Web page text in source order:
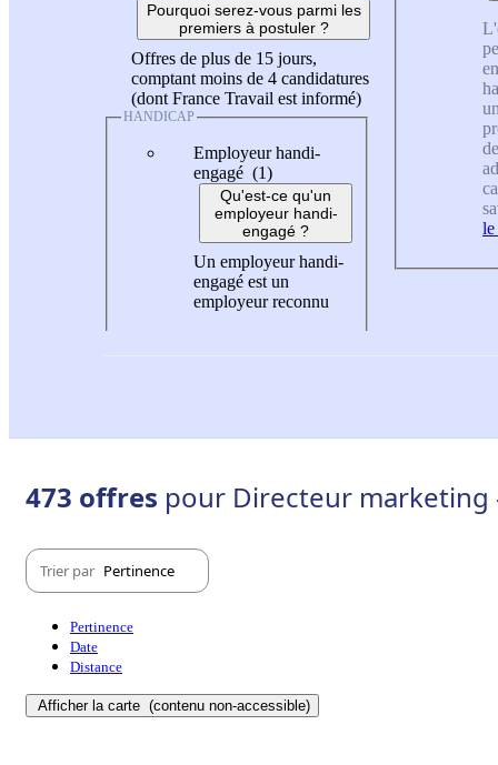
Pourquoi serez-vous parmi les
premiers à postuler ?
Offres de plus de 15 jours,
comptant moins de 4 candidatures
(dont France Travail est informé)
HANDICAP
Employeur handi-
engagé (1)
Qu'est-ce qu'un
employeur handi-
engagé ?
Un employeur handi-
engagé est un
employeur reconnu
473 offres pour Directeur marketing
Trier par Pertinence
Pertinence
Date
Distance
Afficher la carte (contenu non-accessible)